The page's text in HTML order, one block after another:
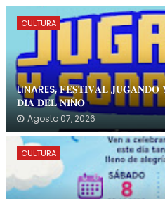
CULTURA
LINARES, 𝐅𝐄𝐒𝐓𝐈𝐕𝐀𝐋
𝐃𝐈́𝐀 𝐃𝐄𝐋 𝐍𝐈Ñ𝐎
Agosto 07, 2026
CULTURA